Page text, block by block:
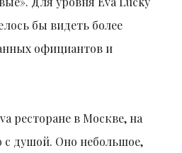
бы видеть более
официантов и
ресторане в Москве, на
с душой. Оно небольшое,